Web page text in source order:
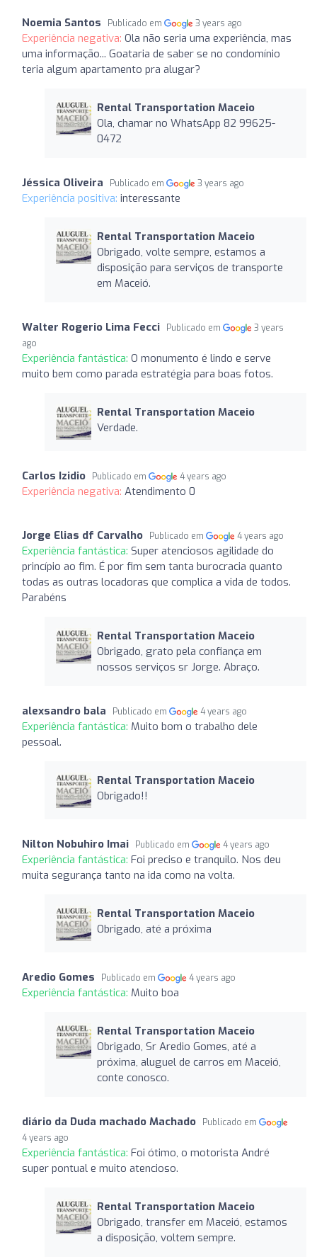
Noemia Santos Publicado em 3 years ago
Experiência negativa: Ola não seria uma experiência, mas
uma informação... Goataria de saber se no condomínio
teria algum apartamento pra alugar?
Rental Transportation Maceio
Ola, chamar no WhatsApp 82 99625-
0472
Jéssica Oliveira Publicado em 3 years ago
Experiência positiva: interessante
Rental Transportation Maceio
Obrigado, volte sempre, estamos a
disposição para serviços de transporte
em Maceió.
Walter Rogerio Lima Fecci Publicado em
3 years
ago
Experiência fantástica: O monumento é lindo e serve
muito bem como parada estratégia para boas fotos.
Rental Transportation Maceio
Verdade.
Carlos Izidio Publicado em 4 years ago
Experiência negativa: Atendimento 0
Jorge Elias df Carvalho Publicado em 4 years ago
Experiência fantástica: Super atenciosos agilidade do
princípio ao fim. É por fim sem tanta burocracia quanto
todas as outras locadoras que complica a vida de todos.
Parabéns
Rental Transportation Maceio
Obrigado, grato pela confiança em
nossos serviços sr Jorge. Abraço.
alexsandro bala Publicado em 4 years ago
Experiência fantástica: Muito bom o trabalho dele
pessoal.
Rental Transportation Maceio
Obrigado!!
Nilton Nobuhiro Imai Publicado em 4 years ago
Experiência fantástica: Foi preciso e tranquilo. Nos deu
muita segurança tanto na ida como na volta.
Rental Transportation Maceio
Obrigado, até a próxima
Aredio Gomes Publicado em 4 years ago
Experiência fantástica: Muito boa
Rental Transportation Maceio
Obrigado, Sr Aredio Gomes, até a
próxima, aluguel de carros em Maceió,
conte conosco.
diário da Duda machado Machado
Publicado em
4 years ago
Experiência fantástica: Foi ótimo, o motorista André
super pontual e muito atencioso.
Rental Transportation Maceio
Obrigado, transfer em Maceió, estamos
a disposição, voltem sempre.